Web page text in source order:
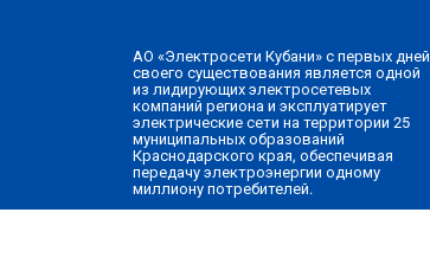
АО «Электросети Кубани» с первых дней
своего существования является одной
из лидирующих электросетевых
компаний региона и эксплуатирует
электрические сети на территории 25
муниципальных образований
Краснодарского края, обеспечивая
передачу электроэнергии одному
миллиону потребителей.